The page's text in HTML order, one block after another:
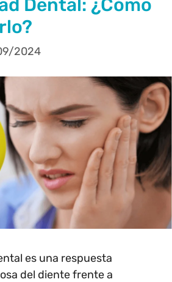
Dental: ¿Cómo
2024
es una respuesta
del diente frente a